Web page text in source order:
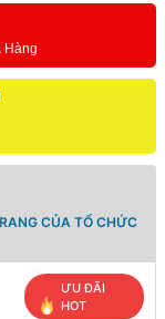
Hàng
CỦA TỔ CHỨC
ƯU ĐÃI
HOT